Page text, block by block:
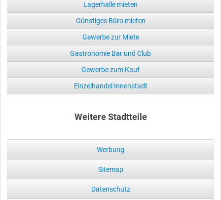
Lagerhalle mieten
Günstiges Büro mieten
Gewerbe zur Miete
Gastronomie Bar und Club
Gewerbe zum Kauf
Einzelhandel Innenstadt
Weitere Stadtteile
Werbung
Sitemap
Datenschutz